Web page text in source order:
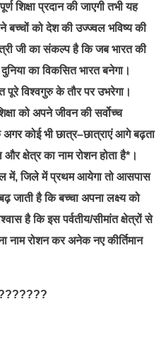
शिक्षा प्रदान की जाएगी तभी यह
बच्चों को देश की उज्ज्वल भविष्य की
जी का संकल्प है कि जब भारत की
का विकसित भारत बनेगा।
विश्वगुरु के तौर पर उभरेगा।
को अपने जीवन की सर्वोच्च
कोई भी छात्र–छात्राएं आगे बढ़ता
क्षेत्र का नाम रोशन होता है*।
में, जिले में प्रथम आयेगा तो आसपास
जाती है कि बच्चा अपना लक्ष्य को
है कि इस पर्वतीय/सीमांत क्षेत्रों से
नाम रोशन कर अनेक नए कीर्तिमान